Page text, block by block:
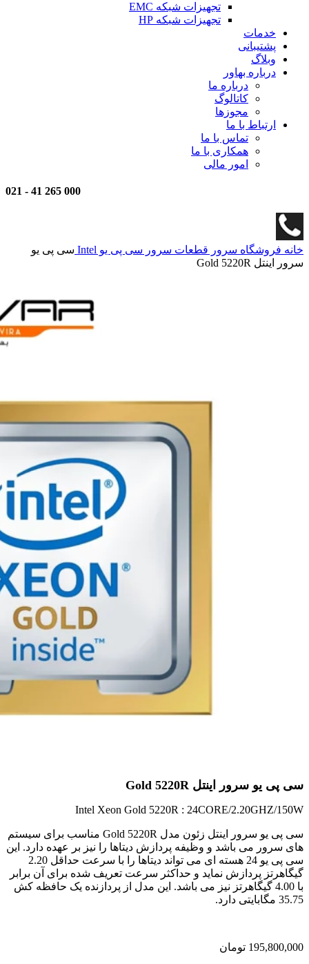
تجهیزات شبکه EMC
تجهیزات شبکه HP
خدمات
پشتیبانی
وبلاگ
درباره بهاور
درباره ما
کاتالوگ
مجوزها
ارتباط با ما
تماس با ما
همکاری با ما
امور مالی
000 265 41
-
خانه فروشگاه سرور قطعات سرور سی پی یو Intel
سی پی یو
سرور اینتل Gold 5220R
سی پی یو سرور اینتل Gold 5220R
Intel Xeon Gold 5220R : 24CORE/2.20GHZ/150W
سی پی یو سرور اینتل زئون مدل Gold 5220R مناسب برای سیستم
های سرور می باشد و وظیفه پردازش دیتاها را نیز بر عهده دارد. این
سی پی یو 24 هسته ای می تواند دیتاها را با سرعت حداقل 2.20
گیگاهرتز پردازش نماید و حداکثر سرعت تعریف شده برای آن برابر
با 4.00 گیگاهرتز نیز می باشد. این مدل از پردازنده یک حافظه کش
35.75 مگابایتی دارد.
195,800,000 تومان